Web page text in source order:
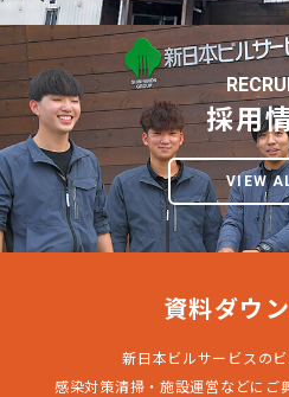
採用
VIEW
資料ダウ
新日本ビルサービスの
感染対策清掃・施設運営などにご